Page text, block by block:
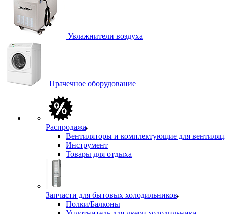
Увлажнители воздуха
Прачечное оборудование
Распродажа
Вентиляторы и комплектующие для
Инструмент
Товары для отдыха
Запчасти для бытовых холодильников
Полки/Балконы